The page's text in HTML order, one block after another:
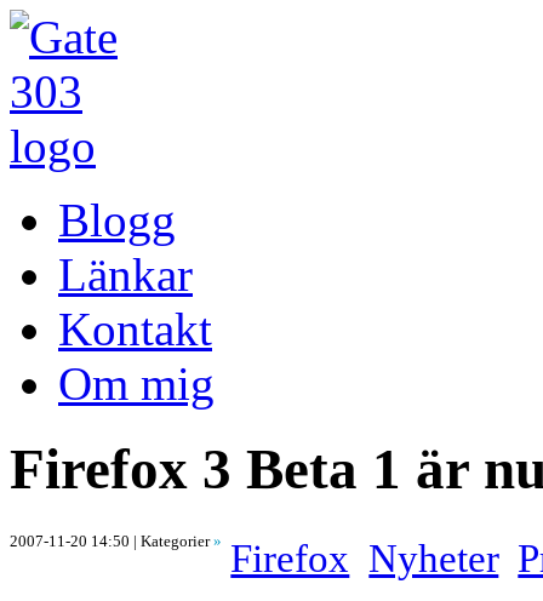
Blogg
Länkar
Kontakt
Om mig
Firefox 3 Beta 1 är
2007-11-20 14:50 | Kategorier» Firefox Nyheter